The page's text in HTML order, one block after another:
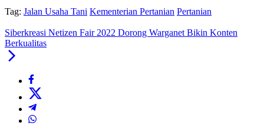
Tag: Jalan Usaha Tani Kementerian Pertanian Pertanian
Siberkreasi Netizen Fair 2022 Dorong Warganet Bikin Konten
Berkualitas